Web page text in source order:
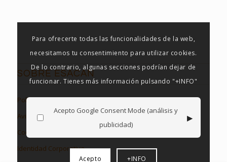
SOBRE ESACAN
Política de Privacidad
Aviso Legal
Cookies en Esacan
Identidad Corporativa
Para ofrecerte todas las funcionalidades de la web,
necesitamos tu consentimiento para utilizar cookies.
De lo contrario, algunas secciones podrían dejar de
funcionar. Tienes más información pulsando "+INFO"
Acepto Google Consent Mode (análisis y
publicidad)
▸
Acepto +INFO